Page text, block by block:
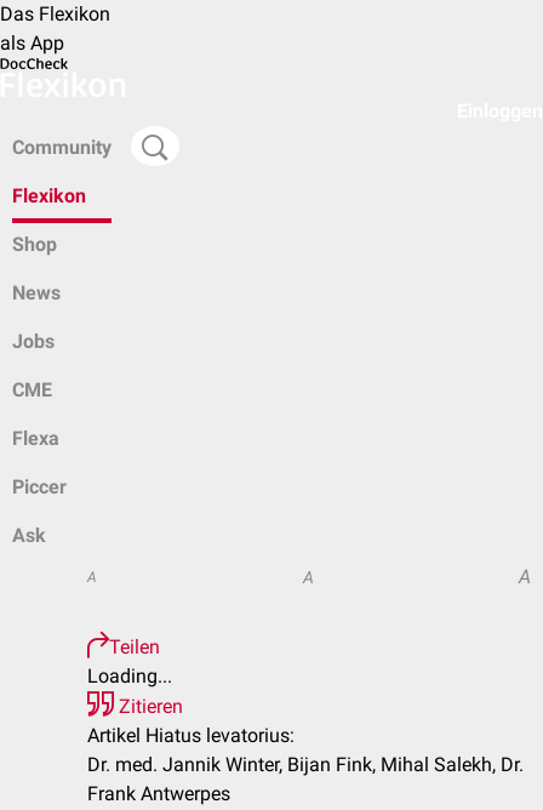
Das Flexikon
als App
Community
Flexikon
Shop
News
Jobs
CME
Flexa
Piccer
Ask
A A A
Teilen
Loading...
Zitieren
Artikel Hiatus levatorius:
Dr. med. Jannik Winter, Bijan Fink, Mihal Salekh, Dr.
Frank Antwerpes